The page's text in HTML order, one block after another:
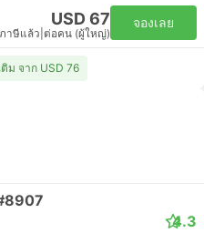
USD 67
าษีแล้ว ต่อคน (ผู้ใหญ่)
จองเลย
ม จาก USD 76
4.3